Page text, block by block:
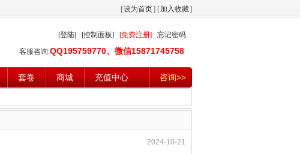
[设为首页] [加入收藏]
[登陆] [控制面板] [免费注册]
忘记密码
客服咨询:QQ195759770、微信15871745758
套卷 商城 充值中心 咨询>>
2024-10-21